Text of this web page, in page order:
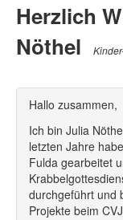
Herzlich
Nöthel
Hallo zusammen,
Ich bin Julia
letzten Jahre
Fulda gearbeitet
durchgeführt und
Projekte beim